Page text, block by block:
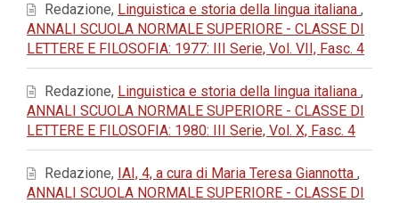
Redazione, Linguistica e storia della lingua italiana ,
ANNALI SCUOLA NORMALE SUPERIORE - CLASSE DI
LETTERE E FILOSOFIA: 1977: III Serie, Vol. VII, Fasc. 4
Redazione, Linguistica e storia della lingua italiana ,
ANNALI SCUOLA NORMALE SUPERIORE - CLASSE DI
LETTERE E FILOSOFIA: 1980: III Serie, Vol. X, Fasc. 4
Redazione, IAI, 4, a cura di Maria Teresa Giannotta ,
ANNALI SCUOLA NORMALE SUPERIORE - CLASSE DI